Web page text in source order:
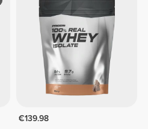
€139.98